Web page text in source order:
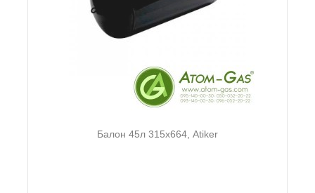
Балон 45л 315х664, Atiker